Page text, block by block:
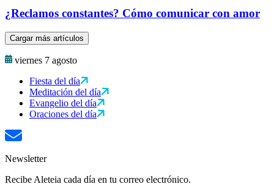
¿Reclamos constantes? Cómo comunicar con amor
Cargar más artículos
viernes 7 agosto
Fiesta del día
Meditación del día
Evangelio del día
Oraciones del día
Newsletter
Recibe Aleteia cada día en tu correo electrónico.